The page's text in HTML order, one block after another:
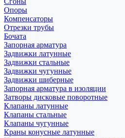
Опоры
Компенсаторы
Отрезки трубы
Бочата
Запорная арматура
Задвижки латунные
Задвижки стальные
Задвижки чугунные
Задвижки шиберные
Запорная арматура в изоляции
Затворы дисковые поворотные
Клапаны латунные
Клапаны стальные
Клапаны чугунные
Краны конусные латунные